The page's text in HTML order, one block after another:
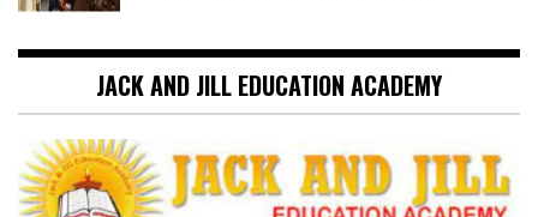
JACK AND JILL EDUCATION ACADEMY